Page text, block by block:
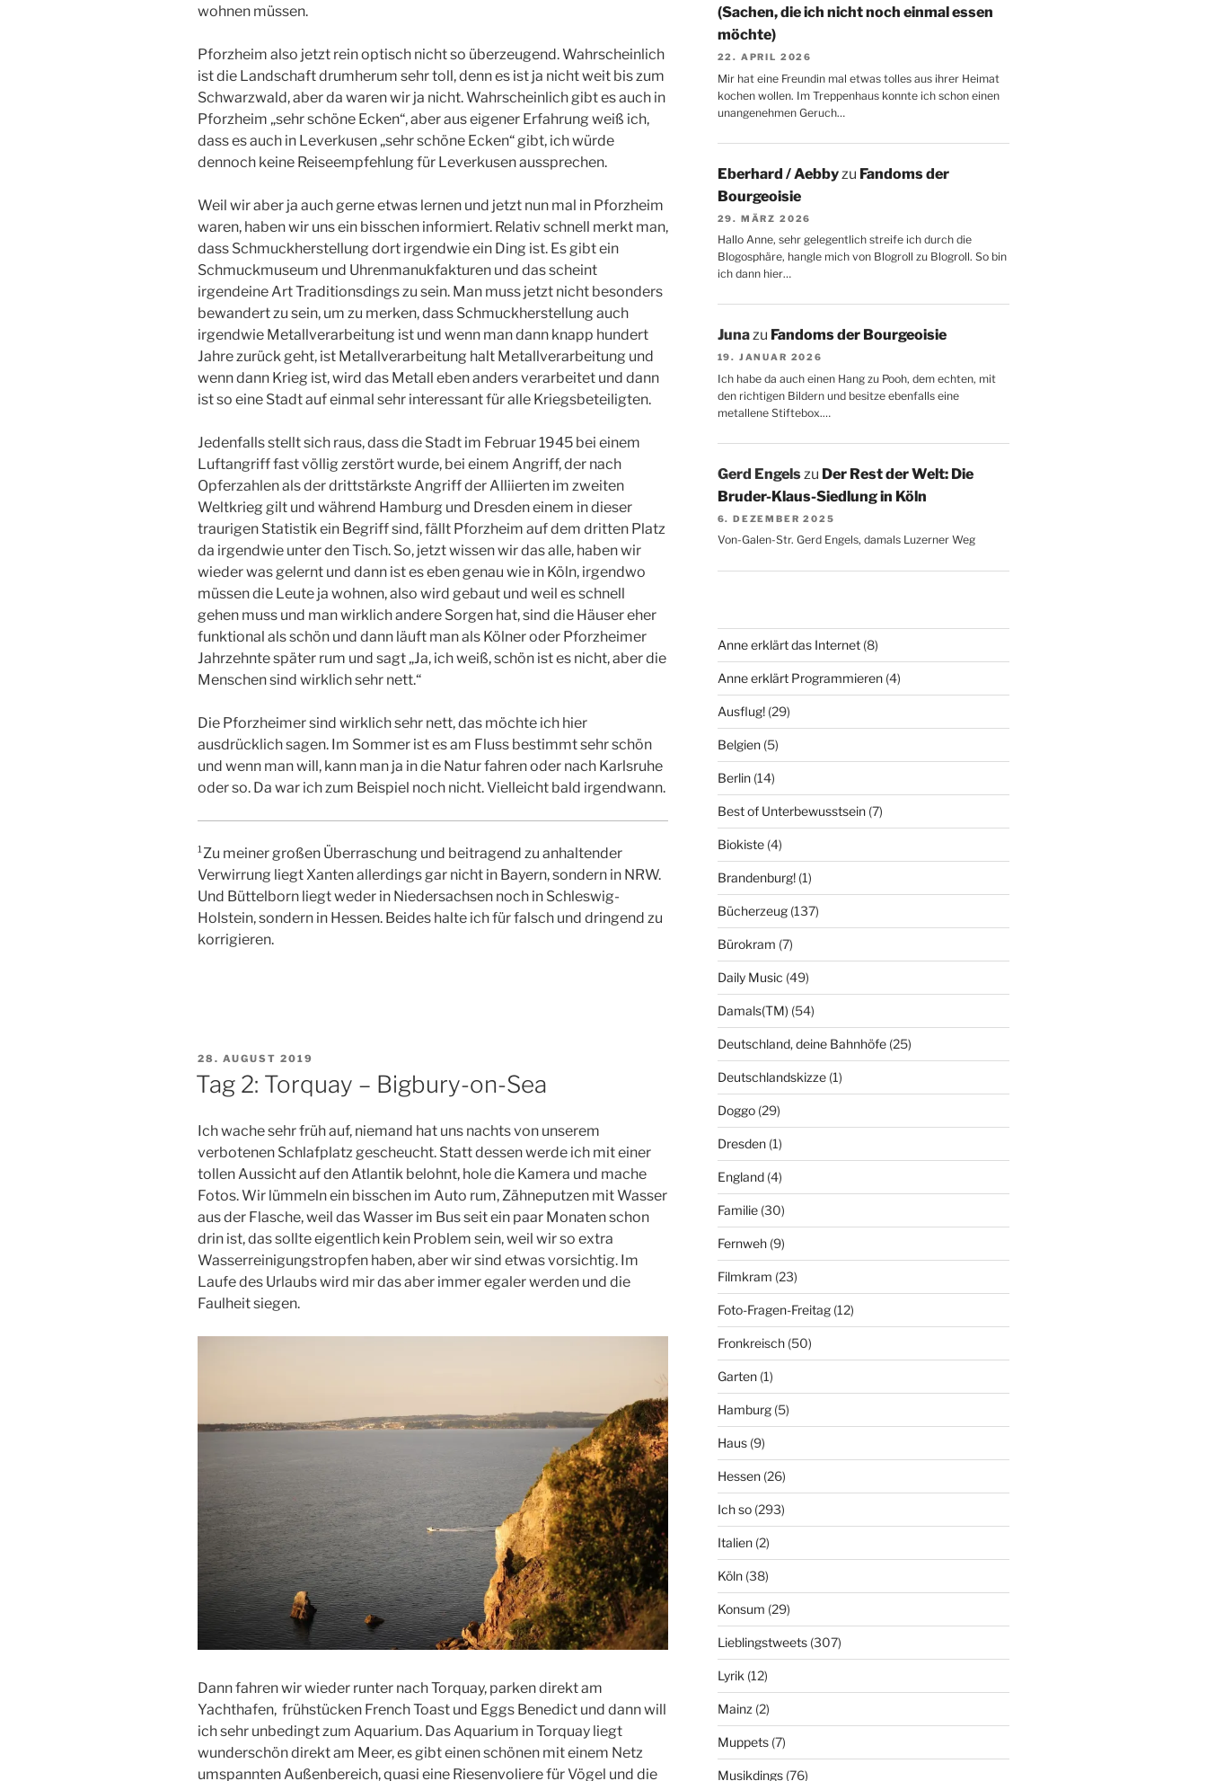
wohnen müssen.
Pforzheim also jetzt rein optisch nicht so überzeugend. Wahrscheinlich
ist die Landschaft drumherum sehr toll, denn es ist ja nicht weit bis zum
Schwarzwald, aber da waren wir ja nicht. Wahrscheinlich gibt es auch in
Pforzheim „sehr schöne Ecken“, aber aus eigener Erfahrung weiß ich,
dass es auch in Leverkusen „sehr schöne Ecken“ gibt, ich würde
dennoch keine Reiseempfehlung für Leverkusen aussprechen.
Weil wir aber ja auch gerne etwas lernen und jetzt nun mal in Pforzheim
waren, haben wir uns ein bisschen informiert. Relativ schnell merkt man,
dass Schmuckherstellung dort irgendwie ein Ding ist. Es gibt ein
Schmuckmuseum und Uhrenmanukfakturen und das scheint
irgendeine Art Traditionsdings zu sein. Man muss jetzt nicht besonders
bewandert zu sein, um zu merken, dass Schmuckherstellung auch
irgendwie Metallverarbeitung ist und wenn man dann knapp hundert
Jahre zurück geht, ist Metallverarbeitung halt Metallverarbeitung und
wenn dann Krieg ist, wird das Metall eben anders verarbeitet und dann
ist so eine Stadt auf einmal sehr interessant für alle Kriegsbeteiligten.
Jedenfalls stellt sich raus, dass die Stadt im Februar 1945 bei einem
Luftangriff fast völlig zerstört wurde, bei einem Angriff, der nach
Opferzahlen als der drittstärkste Angriff der Alliierten im zweiten
Weltkrieg gilt und während Hamburg und Dresden einem in dieser
traurigen Statistik ein Begriff sind, fällt Pforzheim auf dem dritten Platz
da irgendwie unter den Tisch. So, jetzt wissen wir das alle, haben wir
wieder was gelernt und dann ist es eben genau wie in Köln, irgendwo
müssen die Leute ja wohnen, also wird gebaut und weil es schnell
gehen muss und man wirklich andere Sorgen hat, sind die Häuser eher
funktional als schön und dann läuft man als Kölner oder Pforzheimer
Jahrzehnte später rum und sagt „Ja, ich weiß, schön ist es nicht, aber die
Menschen sind wirklich sehr nett.“
Die Pforzheimer sind wirklich sehr nett, das möchte ich hier
ausdrücklich sagen. Im Sommer ist es am Fluss bestimmt sehr schön
und wenn man will, kann man ja in die Natur fahren oder nach Karlsruhe
oder so. Da war ich zum Beispiel noch nicht. Vielleicht bald irgendwann.
¹Zu meiner großen Überraschung und beitragend zu anhaltender
Verwirrung liegt Xanten allerdings gar nicht in Bayern, sondern in NRW.
Und Büttelborn liegt weder in Niedersachsen noch in Schleswig-
Holstein, sondern in Hessen. Beides halte ich für falsch und dringend zu
korrigieren.
VERÖFFENTLICHT
28. AUGUST 2019
Tag 2: Torquay – Bigbury-on-Sea
Ich wache sehr früh auf, niemand hat uns nachts von unserem
verbotenen Schlafplatz gescheucht. Statt dessen werde ich mit einer
tollen Aussicht auf den Atlantik belohnt, hole die Kamera und mache
Fotos. Wir lümmeln ein bisschen im Auto rum, Zähneputzen mit Wasser
aus der Flasche, weil das Wasser im Bus seit ein paar Monaten schon
drin ist, das sollte eigentlich kein Problem sein, weil wir so extra
Wasserreinigungstropfen haben, aber wir sind etwas vorsichtig. Im
Laufe des Urlaubs wird mir das aber immer egaler werden und die
Faulheit siegen.
Dann fahren wir wieder runter nach Torquay, parken direkt am
Yachthafen, frühstücken French Toast und Eggs Benedict und dann will
ich sehr unbedingt zum Aquarium. Das Aquarium in Torquay liegt
wunderschön direkt am Meer, es gibt einen schönen mit einem Netz
umspannten Außenbereich, quasi eine Riesenvoliere für Vögel und die
(Sachen, die ich nicht noch einmal essen
möchte)
22. APRIL 2026
Mir hat eine Freundin mal etwas tolles aus ihrer Heimat
kochen wollen. Im Treppenhaus konnte ich schon einen
unangenehmen Geruch…
Eberhard / Aebbyzu Fandoms der
Bourgeoisie
29. MÄRZ 2026
Hallo Anne, sehr gelegentlich streife ich durch die
Blogosphäre, hangle mich von Blogroll zu Blogroll. So bin
ich dann hier…
Junazu Fandoms der Bourgeoisie
19. JANUAR 2026
Ich habe da auch einen Hang zu Pooh, dem echten, mit
den richtigen Bildern und besitze ebenfalls eine
metallene Stiftebox.…
Gerd Engelszu Der Rest der Welt: Die
Bruder-Klaus-Siedlung in Köln
6. DEZEMBER 2025
Von-Galen-Str. Gerd Engels, damals Luzerner Weg
Anne erklärt das Internet(8)
Anne erklärt Programmieren(4)
Ausflug!(29)
Belgien(5)
Berlin(14)
Best of Unterbewusstsein(7)
Biokiste(4)
Brandenburg!(1)
Bücherzeug(137)
Bürokram (7)
Daily Music (49)
Damals(TM) (54)
Deutschland, deine Bahnhöfe(25)
Deutschlandskizze(1)
Doggo(29)
Dresden(1)
England(4)
Familie(30)
Fernweh(9)
Filmkram (23)
Foto-Fragen-Freitag(12)
Fronkreisch(50)
Garten(1)
Hamburg(5)
Haus(9)
Hessen(26)
Ich so(293)
Italien(2)
Köln(38)
Konsum (29)
Lieblingstweets(307)
Lyrik (12)
Mainz (2)
Muppets(7)
Musikdings(76)